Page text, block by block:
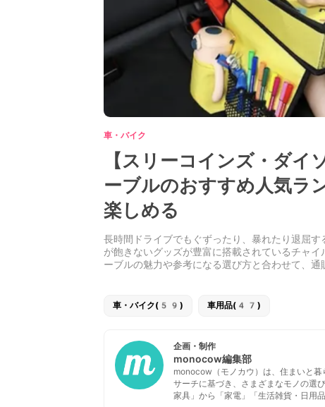
車・バイク
【スリーコインズ・ダイ
ーブルのおすすめ人気
楽しめる
長時間ドライブでもぐずったり、暴れたり退屈
が飽きないグッズが豊富に搭載されているチャ
ーブルの魅力や参考になる選び方と合わせて、
車・バイク(59) 車用品(47)
企画・制作
monocow編集部
monocow（モノカウ）は、住まいと
サーチに基づき、さまざまなモノの選
家具」から「家電」「生活雑貨・日用